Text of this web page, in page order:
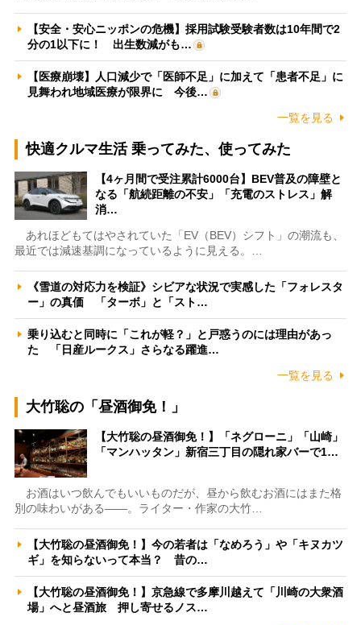
【安全・安心ニッポンの危機】採用試験受験者数は10年間で2
分の1以下に！ 出生数減がも…
【医療崩壊】人口減少で「医師不足」に加えて「患者不足」に
見舞われ地域医療が限界に 今後…
一覧を見る
快適クルマ生活 乗ってみた、使ってみた
【4ヶ月間で受注累計6000台】BEV普及の障壁と
なる「航続距離の不安」「充電のストレス」解
消…
あれほどもてはやされていた「EV（BEV）シフト」の潮流も、
最近では減速基調になっているように見える。…
《雪道の対応力を検証》シビアな状況で実感した「フォレスタ
ー」の真価 「ターボ」と「スト…
乗り込むと同時に「これが軽？」と戸惑うのには理由があっ
た 「日産ルークス」さらなる躍進…
一覧を見る
大竹聡の「昼酒御免！」
【大竹聡の昼酒御免！】「ネグローニ」「山崎」
「マンハッタン」新宿三丁目の隠れ家バーで1…
お酒はいつ飲んでもいいものだが、昼から飲むお酒にはまた格
別の味わいがある――。ライター・作家の大竹…
【大竹聡の昼酒御免！】今の若者は「なめろう」や「キヌカツ
ギ」を知らないって本当？ 昔の…
【大竹聡の昼酒御免！】京急線で多摩川越えて「川崎の大衆酒
場」へと昼酒旅 押し寄せるノス…